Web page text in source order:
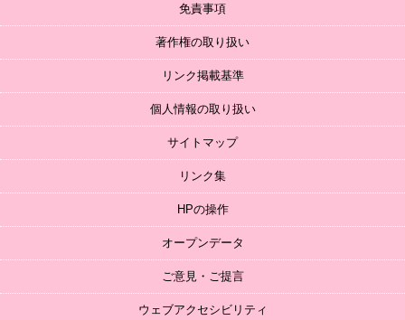
免責事項
著作権の取り扱い
リンク掲載基準
個人情報の取り扱い
サイトマップ
リンク集
HPの操作
オープンデータ
ご意見・ご提言
ウェブアクセシビリティ